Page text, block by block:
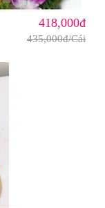
418,000đ
435,000đ/Cái